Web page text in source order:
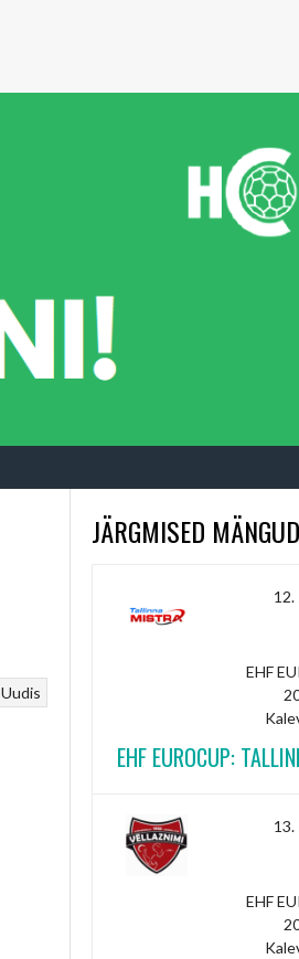
Uudis
JÄRGMISED MÄNGUD
EHF
EHF EUROCUP:
EHF